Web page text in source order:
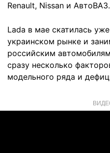
Renault, Nissan и АвтоВАЗ.
Lada в мае скатилась
украинском рынке и
российским
сразу несколько
модельного ряда и